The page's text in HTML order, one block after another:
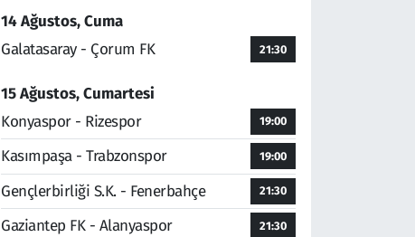
14 Ağustos, Cuma
Galatasaray - Çorum FK
21:30
15 Ağustos, Cumartesi
Konyaspor - Rizespor
19:00
Kasımpaşa - Trabzonspor 19:00
Gençlerbirliği S.K. - Fenerbahçe 21:30
Gaziantep FK - Alanyaspor 21:30